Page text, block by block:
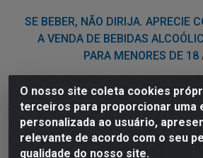
O nosso site coleta cookies
terceiros para proporcionar uma
personalizada ao usuário,
relevante de acordo com o seu
qualidade do nosso site.
SE BEBER, NÃO DIRIJA. APRECIE
A VENDA DE BEBIDAS
PARA MENORES DE 18
Nordil Distribuidora - Avenida
Sesi - Bayeux/PB - CEP 58.111-
03.775.813/0001-41